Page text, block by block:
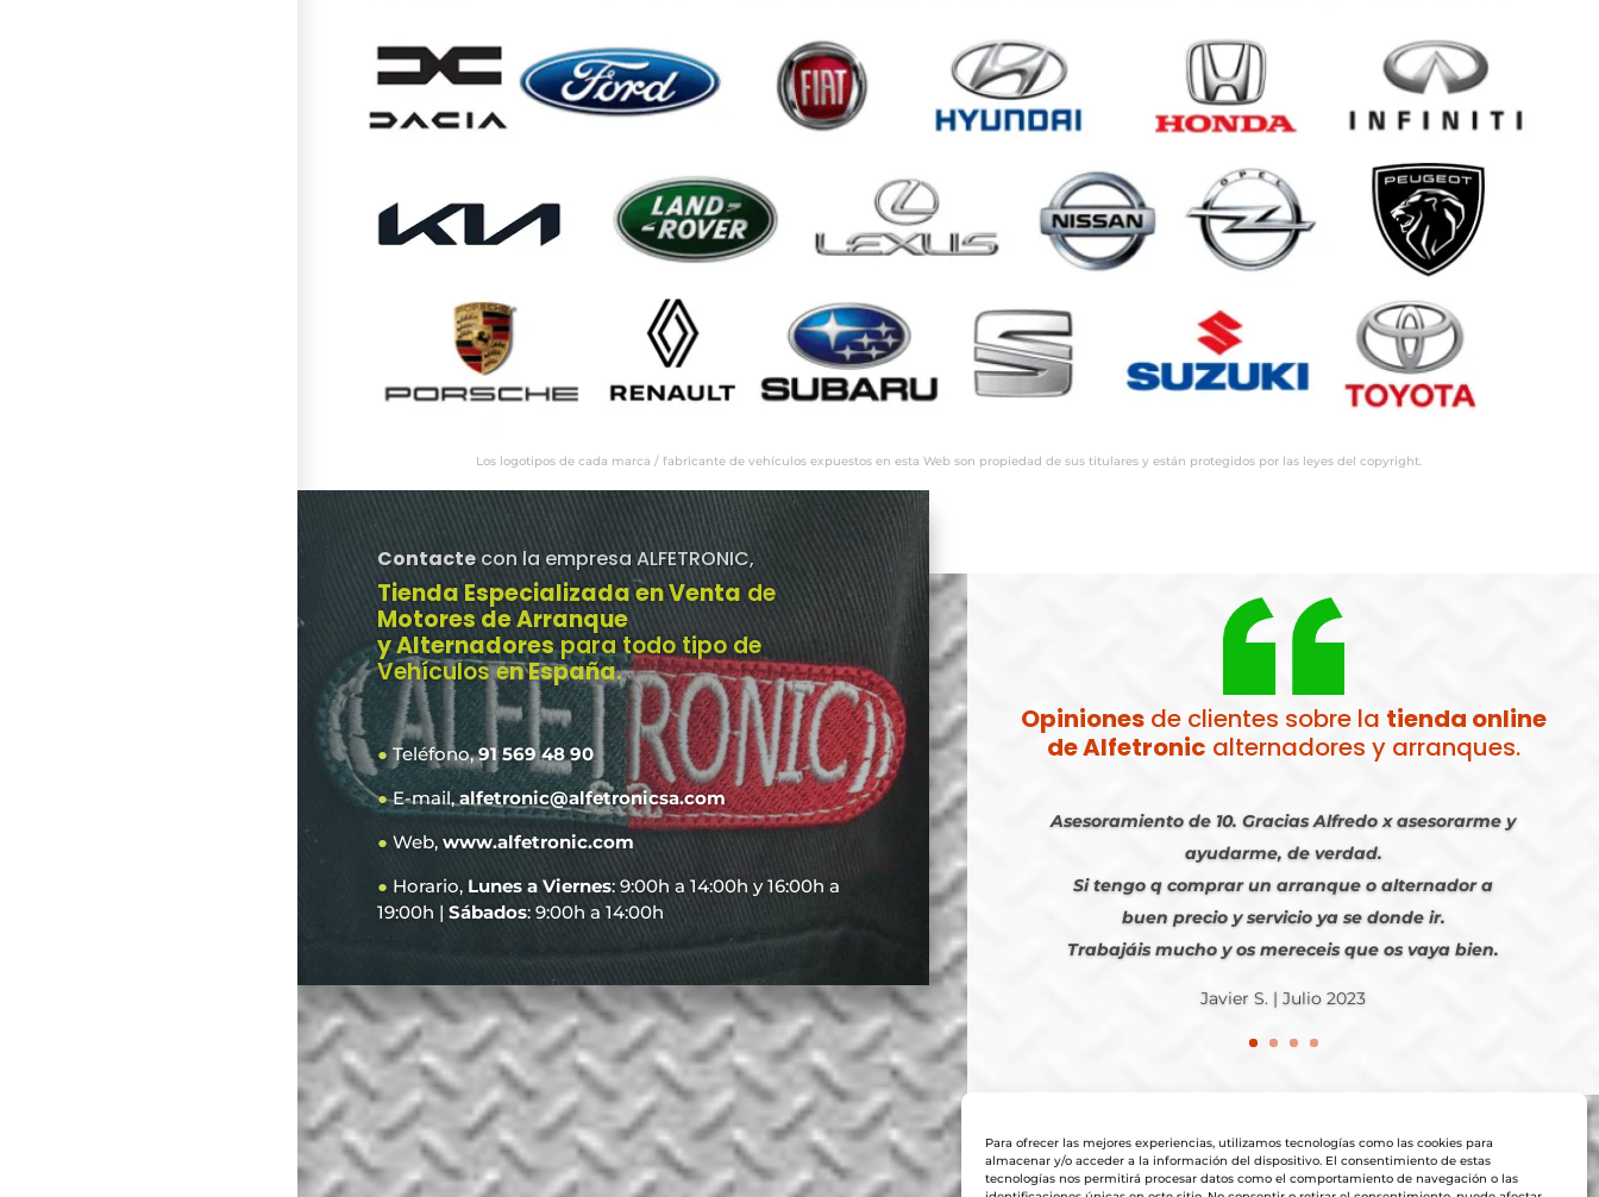
Para ofrecer las mejores experiencias, utilizamos tecnologías como las cookies para
almacenar y/o acceder a la información del dispositivo. El consentimiento de estas
tecnologías nos permitirá procesar datos como el comportamiento de navegación o las
Los logotipos de cada marca / fabricante de vehículos expuestos en esta Web son propiedad de sus titulares y están protegidos por las leyes del copyright.
Contactecon la empresa ALFETRONIC,
Tienda Especializada en Venta de
Motores de Arranque
y Alternadorespara todo tipo de
Vehículos en España.
●Teléfono,91 569 48 90
●E-mail,alfetronic@alfetronicsa.com
● Web,www.alfetronic.com
● Horario, Lunes a Viernes: 9:00h a 14:00h y 16:00h a
19:00h |Sábados: 9:00h a 14:00h
Opinionesde clientes sobre la tienda online
de Alfetronic alternadores y arranques.
Asesoramiento de 10. Gracias Alfredo x asesorarme y
ayudarme, de verdad.
Si tengo q comprar un arranque o alternador a
buen precio y servicio ya se donde ir.
Trabajáis mucho y os mereceis que os vaya bien.
Javier S. | Julio 2023